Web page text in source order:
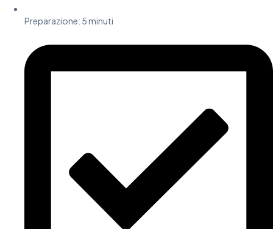
Preparazione: 5 minuti